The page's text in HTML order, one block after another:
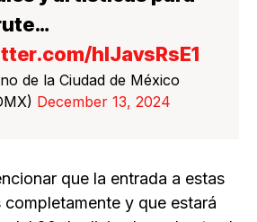
hIJavsRsE1
de la Ciudad de México
December 13, 2024
que la entrada a estas
y que estará